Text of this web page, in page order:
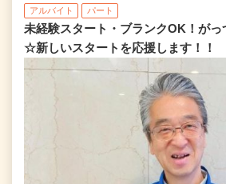
アルバイト パート
未経験スタート・ブランクOK！がっ
☆新しいスタートを応援します！！